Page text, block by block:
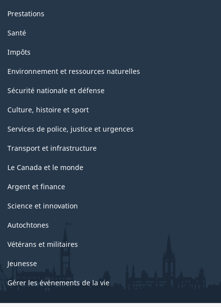
Prestations
Santé
Impôts
Environnement et ressources naturelles
Sécurité nationale et défense
Culture, histoire et sport
Services de police, justice et urgences
Transport et infrastructure
Le Canada et le monde
Argent et finance
Science et innovation
Autochtones
Vétérans et militaires
Jeunesse
Gérer les événements de la vie